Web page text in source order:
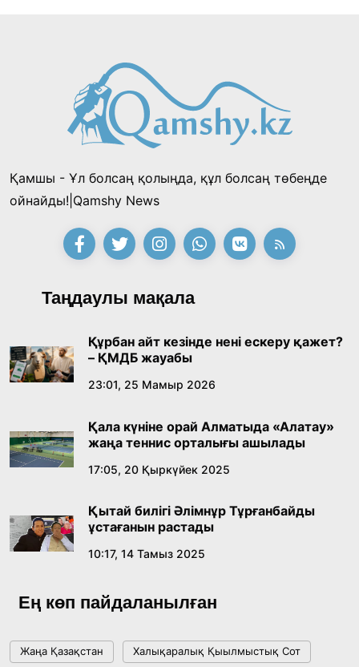
Қамшы - Ұл болсаң қолыңда, құл болсаң төбеңде
ойнайды!|Qamshy News
Таңдаулы мақала
Құрбан айт кезінде нені ескеру қажет?
– ҚМДБ жауабы
23:01, 25 Мамыр 2026
Қала күніне орай Алматыда «Алатау»
жаңа теннис орталығы ашылады
17:05, 20 Қыркүйек 2025
Қытай билігі Әлімнұр Тұрғанбайды
ұстағанын растады
10:17, 14 Тамыз 2025
Ең көп пайдаланылған
Жаңа Қазақстан Халықаралық Қыылмыстық Сот